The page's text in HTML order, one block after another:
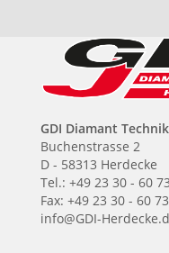
GDI Diamant
Buchenstrasse 2
D - 58313 Herdecke
Tel.: +49 23 30 - 60
Fax: +49 23 30 - 60
info@GDI-